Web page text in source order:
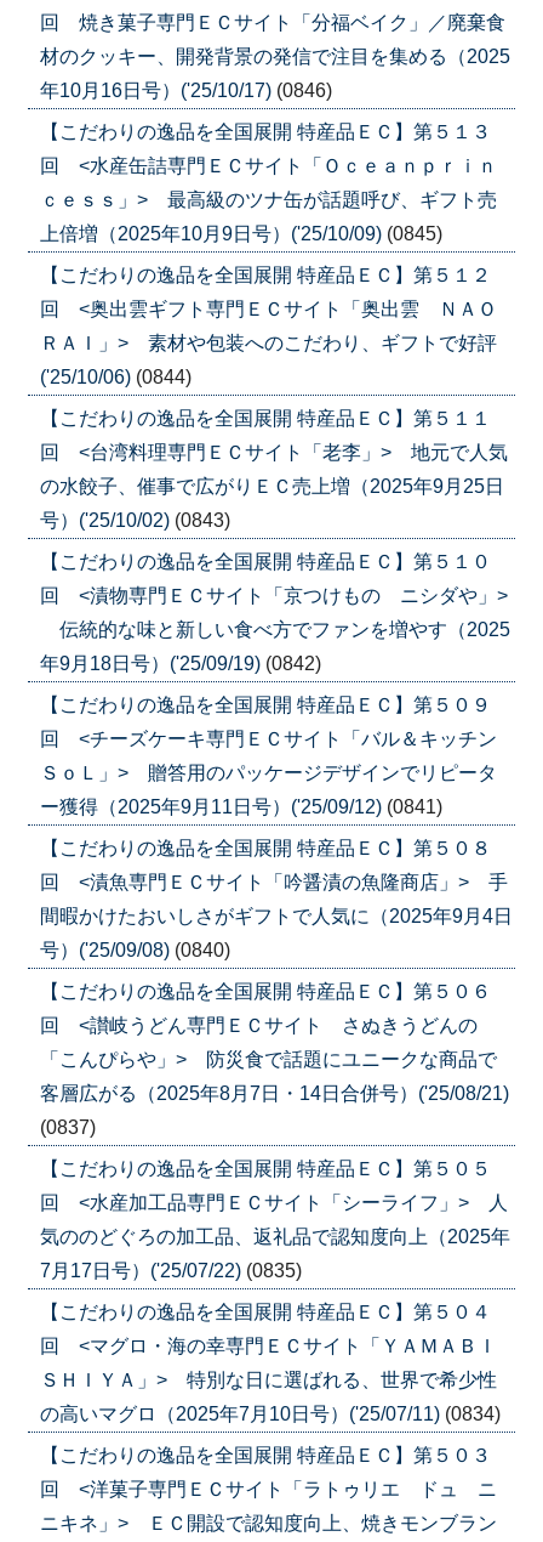
回 焼き菓子専門ＥＣサイト「分福ベイク」／廃棄食
材のクッキー、開発背景の発信で注目を集める（2025
年10月16日号）('25/10/17) (0846)
【こだわりの逸品を全国展開 特産品ＥＣ】第５１３
回 <水産缶詰専門ＥＣサイト「Ｏｃｅａｎｐｒｉｎ
ｃｅｓｓ」> 最高級のツナ缶が話題呼び、ギフト売
上倍増（2025年10月9日号）('25/10/09) (0845)
【こだわりの逸品を全国展開 特産品ＥＣ】第５１２
回 <奥出雲ギフト専門ＥＣサイト「奥出雲 ＮＡＯ
ＲＡＩ」> 素材や包装へのこだわり、ギフトで好評
('25/10/06) (0844)
【こだわりの逸品を全国展開 特産品ＥＣ】第５１１
回 <台湾料理専門ＥＣサイト「老李」> 地元で人気
の水餃子、催事で広がりＥＣ売上増（2025年9月25日
号）('25/10/02) (0843)
【こだわりの逸品を全国展開 特産品ＥＣ】第５１０
回 <漬物専門ＥＣサイト「京つけもの ニシダや」>
伝統的な味と新しい食べ方でファンを増やす（2025
年9月18日号）('25/09/19) (0842)
【こだわりの逸品を全国展開 特産品ＥＣ】第５０９
回 <チーズケーキ専門ＥＣサイト「バル＆キッチン
ＳｏＬ」> 贈答用のパッケージデザインでリピータ
ー獲得（2025年9月11日号）('25/09/12) (0841)
【こだわりの逸品を全国展開 特産品ＥＣ】第５０８
回 <漬魚専門ＥＣサイト「吟醤漬の魚隆商店」> 手
間暇かけたおいしさがギフトで人気に（2025年9月4日
号）('25/09/08) (0840)
【こだわりの逸品を全国展開 特産品ＥＣ】第５０６
回 <讃岐うどん専門ＥＣサイト さぬきうどんの
「こんぴらや」> 防災食で話題にユニークな商品で
客層広がる（2025年8月7日・14日合併号）('25/08/21)
(0837)
【こだわりの逸品を全国展開 特産品ＥＣ】第５０５
回 <水産加工品専門ＥＣサイト「シーライフ」> 人
気ののどぐろの加工品、返礼品で認知度向上（2025年
7月17日号）('25/07/22) (0835)
【こだわりの逸品を全国展開 特産品ＥＣ】第５０４
回 <マグロ・海の幸専門ＥＣサイト「ＹＡＭＡＢＩ
ＳＨＩＹＡ」> 特別な日に選ばれる、世界で希少性
の高いマグロ（2025年7月10日号）('25/07/11) (0834)
【こだわりの逸品を全国展開 特産品ＥＣ】第５０３
回 <洋菓子専門ＥＣサイト「ラトゥリエ ドュ ニ
ニキネ」> ＥＣ開設で認知度向上、焼きモンブラン